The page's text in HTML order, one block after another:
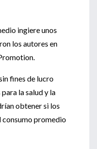
ingiere unos
los autores en
fines de lucro
la salud y la
obtener si los
consumo promedio